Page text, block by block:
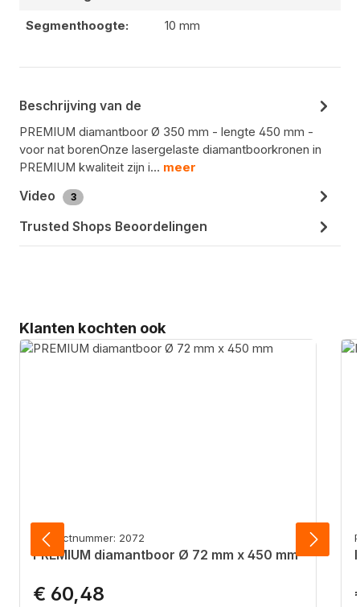
Segmenthoogte: 10 mm
Beschrijving van de
PREMIUM diamantboor Ø 350 mm - lengte 450 mm -
voor nat borenOnze lasergelaste diamantboorkronen in
PREMIUM kwaliteit zijn i… meer
Video 3
Trusted Shops Beoordelingen
Productgalerij overslaan
Klanten kochten ook
Productnummer: 2072
PREMIUM diamantboor Ø 72 mm x 450 mm
Normale prijs:
€ 60,48